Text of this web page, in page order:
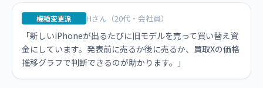
機種変更派 Hさん（20代・会社員）
「新しいiPhoneが出るたびに旧モデルを売って買い替え資
金にしています。発表前に売るか後に売るか、買取Xの価格
推移グラフで判断できるのが助かります。」